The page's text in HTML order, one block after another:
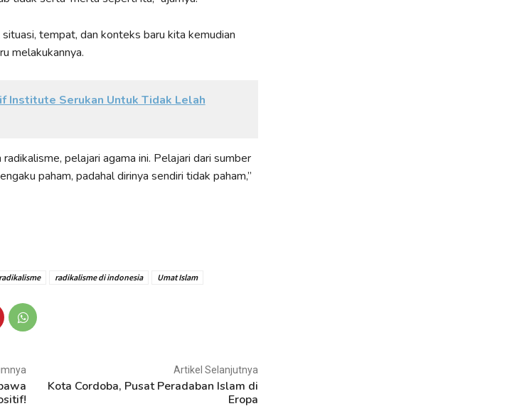
tempat, dan konteks baru kita kemudian
melakukannya.
Institute Serukan Untuk Tidak Lelah
radikalisme, pelajari agama ini. Pelajari dari sumber
paham, padahal dirinya sendiri tidak paham,”
radikalisme radikalisme di indonesia Umat Islam
Artikel Selanjutnya
Kota Cordoba, Pusat Peradaban Islam di
Eropa